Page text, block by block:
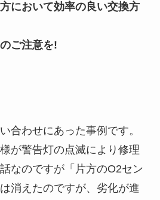
において効率の良い交換方
ご注意を!
合わせにあった事例です。
が警告灯の点滅により修理
なのですが「片方のO2セン
消えたのですが、劣化が進